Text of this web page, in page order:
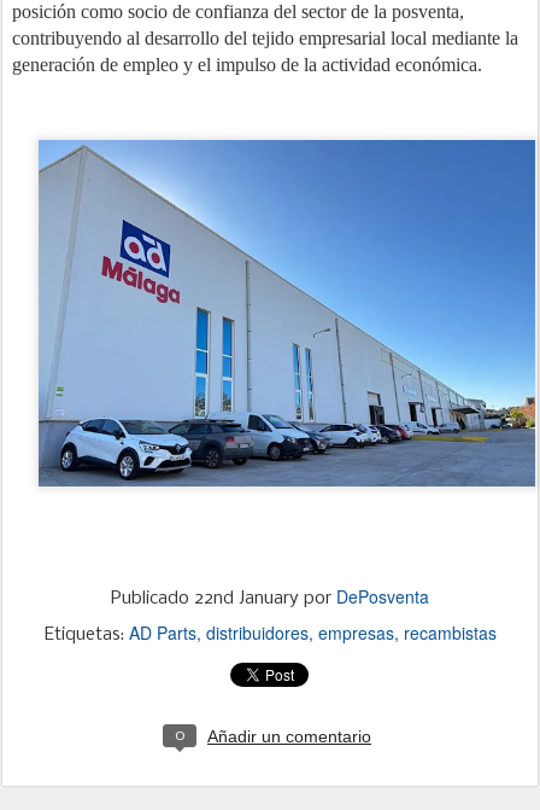
posición como socio de confianza del sector de la posventa,
contribuyendo al desarrollo del tejido empresarial local mediante la
generación de empleo y el impulso de la actividad económica.
Publicado 22nd January por DePosventa
Etiquetas: AD Parts distribuidores empresas recambistas
0 Añadir un comentario